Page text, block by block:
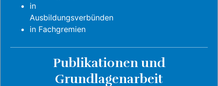
in
Ausbildungsverbünden
in Fachgremien
Publikationen und
Grundlagenarbeit